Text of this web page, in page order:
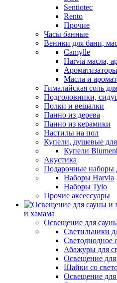
Sentiotec
Rento
Прочие
Часы банные
Веники для бани,
Camylle
Harvia масла,
Масла и
Гималайская соль
Подголовники,
Полки и вешалки
Панно из дерева
Панно из керамики
Настилы на пол
Купели, душевые
Купели
Акустика
Подарочные наборы
Наборы Harvia
Наборы Tylo
Прочие аксессуары
и хамама
Освещение для
Светильники
Светодиодное
Абажуры для
Освещение
Шайки со
Освещение